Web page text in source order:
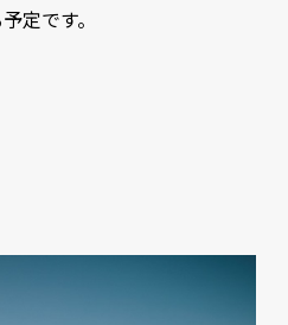
定です。